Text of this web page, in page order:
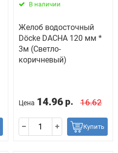
В наличии
Желоб водосточный
Döcke DACHA 120 мм *
3м (Светло-
коричневый)
Цена 14.96 р. 16.62
Купить